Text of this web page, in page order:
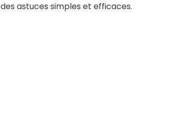
astuces simples et efficaces.